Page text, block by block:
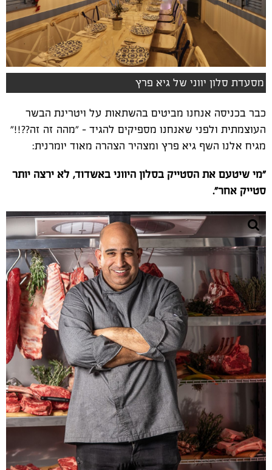
מסעדת סלון יווני של גיא פרץ
כבר בכניסה אנחנו מביטים בהשתאות על ויטרינת הבשר
העוצמתית ולפני שאנחנו מספיקים להגיד - "מהה זה זה??!!"
מגיח אלנו השף גיא פרץ ומצהיר הצהרה מאוד יומרנית:
"מי שיטעם את הסטייק בסלון היווני באשדוד, לא ירצה יותר
סטייק אחר".